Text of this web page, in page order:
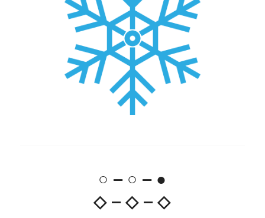
○ – ○ – ●
◇ – ◇ – ◇